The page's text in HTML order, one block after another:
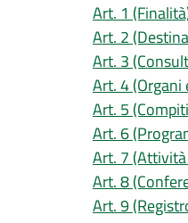
Art. 1
Art. 2
Art. 3
Art. 4
Art. 5
Art. 6
Art. 7
Art. 8
Art. 9